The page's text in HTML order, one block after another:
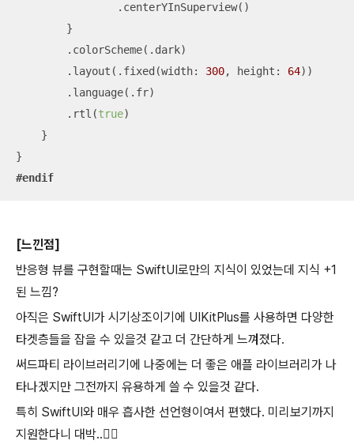
                .centerYInSuperview()
        }
        .colorScheme(.dark)
        .layout(.fixed(width:
300, height: 64))
        .language(.fr)
        .rtl(
true)
    }
#endif
[느낀점]
반응형 뷰를 구현할때는 SwiftUI로만의 지식이 있었는데 지식 +1
된 느낌?
아직은 SwiftUI가 시기상조이기에 UIKitPlus를 사용하면 다양한
타겟층들을 잡을 수 있을것 같고 더 간단하게 느껴졌다.
써드파티 라이브러리기에 나중에는 더 좋은 애플 라이브러리가 나
타나겠지만 그전까지 유용하게 쓸 수 있을것 같다.
특히 SwiftUI와 매우 흡사한 선언형이여서 편했다. 미리보기까지
지원한다니 대박..👍🏻